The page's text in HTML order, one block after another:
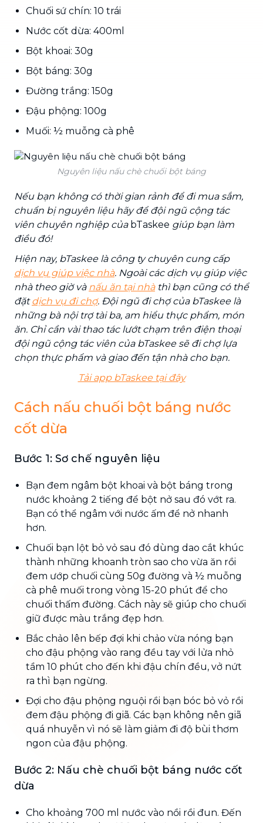
Chuối sứ chín: 10 trái
Nước cốt dừa: 400ml
Bột khoai: 30g
Bột báng: 30g
Đường trắng: 150g
Đậu phộng: 100g
Muối: ½ muỗng cà phê
Nguyên liệu nấu chè chuối bột báng
Nếu bạn không có thời gian rảnh để đi mua sắm,
chuẩn bị nguyên liệu hãy để đội ngũ cộng tác
viên chuyên nghiệp củabTaskee giúp bạn làm
điều đó!
Hiện nay, bTaskee là công ty chuyên cung cấp
dịch vụ giúp việc nhà. Ngoài các dịch vụ giúp việc
nhà theo giờ và nấu ăn tại nhàthì bạn cũng có thể
đặtdịch vụ đi chợ. Đội ngũ đi chợ của bTaskee là
những bà nội trợ tài ba, am hiểu thực phẩm, món
ăn. Chỉ cần vài thao tác lướt chạm trên điện thoại
đội ngũ cộng tác viên của bTaskee sẽ đi chợ lựa
chọn thực phẩm và giao đến tận nhà cho bạn.
Tải app bTaskee tại đây
Cách nấu chuối bột báng nước
cốt dừa
Bước 1: Sơ chế nguyên liệu
Bạn đem ngâm bột khoai và bột báng trong
nước khoảng 2 tiếng để bột nở sau đó vớt ra.
Bạn có thể ngâm với nước ấm để nở nhanh
hơn.
Chuối bạn lột bỏ vỏ sau đó dùng dao cắt khúc
thành những khoanh tròn sao cho vừa ăn rồi
đem ướp chuối cùng 50g đường và ½ muỗng
cà phê muối trong vòng 15-20 phút để cho
chuối thấm đường. Cách này sẽ giúp cho chuối
giữ được màu trắng đẹp hơn.
Bắc chảo lên bếp đợi khi chảo vừa nóng bạn
cho đậu phộng vào rang đều tay với lửa nhỏ
tầm 10 phút cho đến khi đậu chín đều, vở nứt
ra thì bạn ngừng.
Đợi cho đậu phộng nguội rồi bạn bóc bỏ vỏ rồi
đem đậu phộng đi giã. Các bạn không nên giã
quá nhuyễn vì nó sẽ làm giảm đi độ bùi thơm
ngon của đậu phộng.
Bước 2: Nấu chè chuối bột báng nước cốt
dừa
Cho khoảng 700 ml nước vào nồi rồi đun. Đến